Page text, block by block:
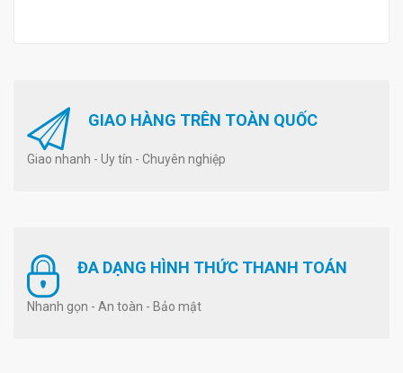
GIAO HÀNG TRÊN TOÀN QUỐC
Giao nhanh - Uy tín - Chuyên nghiệp
ĐA DẠNG HÌNH THỨC THANH TOÁN
Nhanh gọn - An toàn - Bảo mật